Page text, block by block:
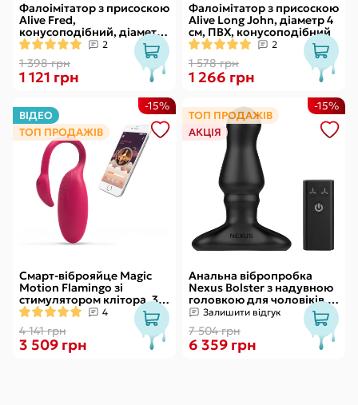
Фалоімітатор з присоскою
Alive Fred,
конусоподібний, діаметр
від 4,2см до 4,7см, ПВХ,
рельєфний
2
1 398 грн
1 121 грн
Фалоімітатор з присоскою
Alive Long John, діаметр 4
см, ПВХ, конусоподібний
2
1 578 грн
1 266 грн
ВІДЕО
ТОП ПРОДАЖІВ
Смарт-віброяйце Magic
Motion Flamingo зі
стимулятором клітора, 3
види вправ Кегеля
4
4 141 грн
-15%
3 509 грн
ТОП ПРОДАЖІВ
АКЦІЯ
Анальна вібропробка
Nexus Bolster з надувною
головкою для чоловіків,
пульт ДК
Залишити відгук
7 504 грн
-15%
6 359 грн